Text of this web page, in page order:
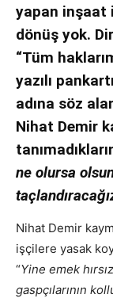
yapan inşaat
dönüş yok.
“Tüm
yazılı
adına söz
Nihat Demir
ne olursa
Nihat Demir
işçilere yasak
“Yine emek
gaspçılarının